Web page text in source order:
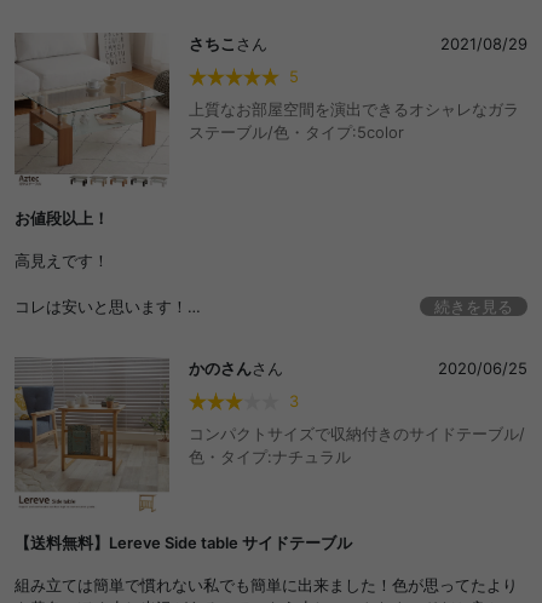
さちこ さん
2021/08/29
5
上質なお部屋空間を演出できるオシャレなガラ
ステーブル/色・タイプ:5color
お値段以上！
高見えです！
コレは安いと思います！ 続きを見る
かのさんさん
2020/06/25
3
コンパクトサイズで収納付きのサイドテーブル/
色・タイプ:ナチュラル
【送料無料】Lereve Side table サイドテーブル
組み立ては簡単で慣れない私でも簡単に出来ました！色が思ってたより